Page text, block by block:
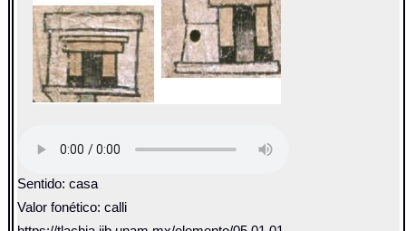
Sentido: casa
Valor fonético: calli